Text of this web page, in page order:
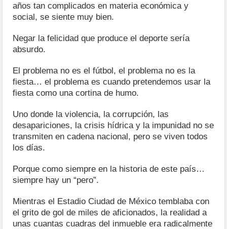
años tan complicados en materia económica y
social, se siente muy bien.
Negar la felicidad que produce el deporte sería
absurdo.
El problema no es el fútbol, el problema no es la
fiesta… el problema es cuando pretendemos usar la
fiesta como una cortina de humo.
Uno donde la violencia, la corrupción, las
desapariciones, la crisis hídrica y la impunidad no se
transmiten en cadena nacional, pero se viven todos
los días.
Porque como siempre en la historia de este país…
siempre hay un “pero”.
Mientras el Estadio Ciudad de México temblaba con
el grito de gol de miles de aficionados, la realidad a
unas cuantas cuadras del inmueble era radicalmente